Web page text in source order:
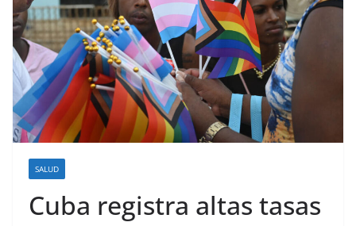
SALUD
Cuba registra altas tasas